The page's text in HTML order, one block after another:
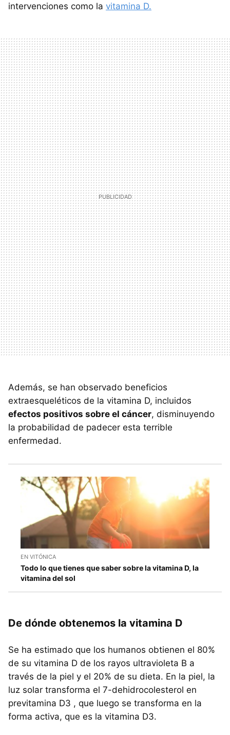
intervenciones como la vitamina D.
Además, se han observado beneficios
extraesqueléticos de la vitamina D, incluidos
efectos positivos sobre el cáncer, disminuyendo
la probabilidad de padecer esta terrible
enfermedad.
EN VITÓNICA
Todo lo que tienes que saber sobre la vitamina D, la
vitamina del sol
De dónde obtenemos la vitamina D
Se ha estimado que los humanos obtienen el 80%
de su vitamina D de los rayos ultravioleta B a
través de la piel y el 20% de su dieta. En la piel, la
luz solar transforma el 7-dehidrocolesterol en
previtamina D3 , que luego se transforma en la
forma activa, que es la vitamina D3.